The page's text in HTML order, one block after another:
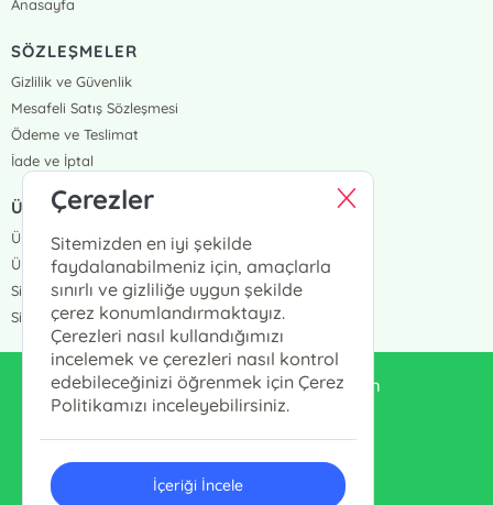
Anasayfa
SÖZLEŞMELER
Gizlilik ve Güvenlik
Mesafeli Satış Sözleşmesi
Ödeme ve Teslimat
İade ve İptal
ÜYELİK VE SİPARİŞ
Üye Girişi
Üye Ol
Sipariş Takip
Siparişlerim
enduluskitabevi@gmail.com
Çerezler
Sitemizden en iyi şekilde
faydalanabilmeniz için, amaçlarla
sınırlı ve gizliliğe uygun şekilde
çerez konumlandırmaktayız.
Çerezleri nasıl kullandığımızı
incelemek ve çerezleri nasıl kontrol
edebileceğinizi öğrenmek için Çerez
Politikamızı inceleyebilirsiniz.
İçeriği İncele